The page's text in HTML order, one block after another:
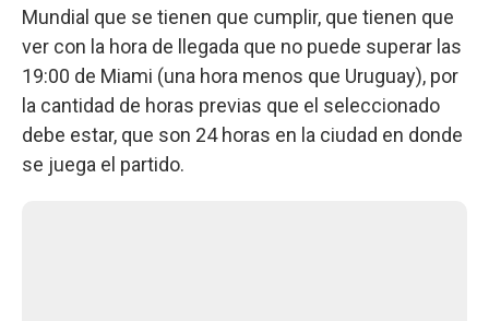
Mundial que se tienen que cumplir, que tienen que
ver con la hora de llegada que no puede superar las
19:00 de Miami (una hora menos que Uruguay), por
la cantidad de horas previas que el seleccionado
debe estar, que son 24 horas en la ciudad en donde
se juega el partido.